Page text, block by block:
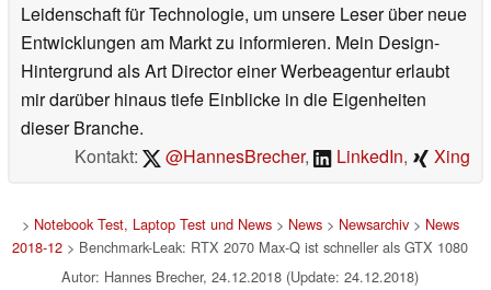
Leidenschaft für Technologie, um unsere Leser über neue
Entwicklungen am Markt zu informieren. Mein Design-
Hintergrund als Art Director einer Werbeagentur erlaubt
mir darüber hinaus tiefe Einblicke in die Eigenheiten
dieser Branche.
Kontakt:
@HannesBrecher, LinkedIn, Xing
> Notebook Test, Laptop Test und News> News> Newsarchiv> News
2018-12 > Benchmark-Leak: RTX 2070 Max-Q ist schneller als GTX 1080
Autor: Hannes Brecher, 24.12.2018 (Update: 24.12.2018)